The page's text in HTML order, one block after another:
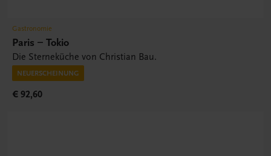
Gastronomie
Paris – Tokio
Die Sterneküche von Christian Bau.
NEUERSCHEINUNG
€ 92,60